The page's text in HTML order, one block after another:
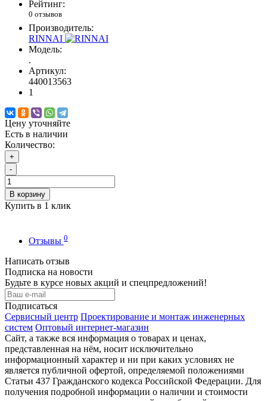
Рейтинг:
0 отзывов
Производитель:
RINNAI
Модель:
.
Артикул:
440013563
1
Цену уточняйте
Есть в наличии
Количество:
+
-
В корзину
Купить в 1 клик
Отзывы 0
Написать отзыв
Подписка на новости
Будьте в курсе новых акций и спецпредложений!
Подписаться
Сервисный центр Проектирование и монтаж инженерных
систем Оптовый интернет-магазин
Сайт, а также вся информация о товарах и ценах,
представленная на нём, носит исключительно
информационный характер и ни при каких условиях не
является публичной офертой, определяемой положениями
Статьи 437 Гражданского кодекса Российской Федерации. Для
получения подробной информации о наличии и стоимости